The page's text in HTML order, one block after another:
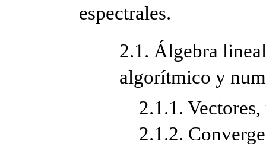
espectrales.
2.1. Álgebra
algorítmico y
2.1.1.
2.1.2.